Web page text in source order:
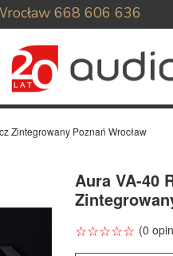
668 606 636
Zintegrowany Poznań Wrocław
Aura VA-40
☆☆☆☆☆
★★★★★ (0